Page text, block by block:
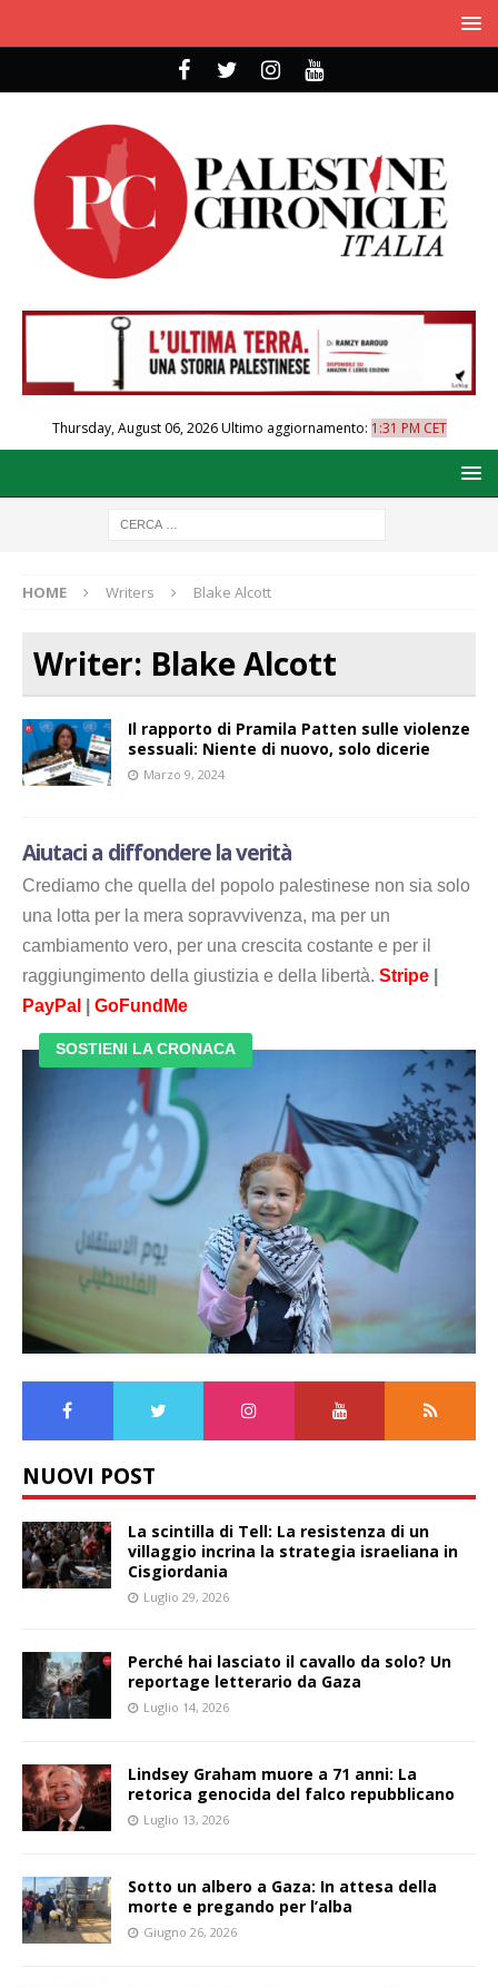
Thursday, August 06, 2026Ultimo aggiornamento: 1:31 PM CET
HOME Writers Blake Alcott
Writer: Blake Alcott
Il rapporto di Pramila Patten sulle violenze
sessuali: Niente di nuovo, solo dicerie
Marzo 9, 2024
Aiutaci a diffondere la verità
Crediamo che quella del popolo palestinese non sia solo
una lotta per la mera sopravvivenza, ma per un
cambiamento vero, per una crescita costante e per il
raggiungimento della giustizia e della libertà. Stripe
PayPal
GoFundMe
SOSTIENI LA CRONACA
NUOVI POST
La scintilla di Tell: La resistenza di un
villaggio incrina la strategia israeliana in
Cisgiordania
Luglio 29, 2026
Perché hai lasciato il cavallo da solo? Un
reportage letterario da Gaza
Luglio 14, 2026
Lindsey Graham muore a 71 anni: La
retorica genocida del falco repubblicano
Luglio 13, 2026
Sotto un albero a Gaza: In attesa della
morte e pregando per l’alba
Giugno 26, 2026